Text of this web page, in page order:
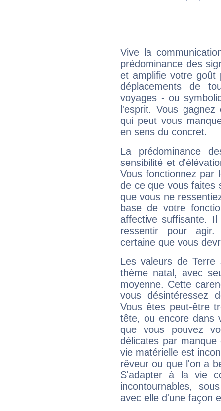
Vive la
prédominance des
et amplifie votre goût
déplacements de
voyages - ou
l'esprit. Vous
qui peut vous
en sens du concret.
La prédominance
sensibilité et
Vous fonctionnez
de ce que vous faites
que vous ne
base de votre
affective suffisante.
ressentir pour agir.
certaine que vous
Les valeurs de Terre
thème natal, avec
moyenne. Cette
vous désintéressez
Vous êtes peut-être
tête, ou encore dans
que vous pouvez
délicates par
vie matérielle est
rêveur ou que l'on a
S'adapter à la vie
incontournables,
avec elle d'une façon